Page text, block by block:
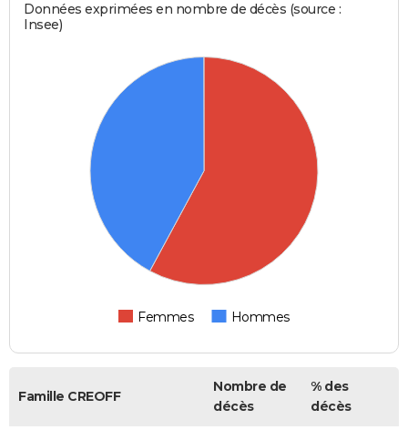
Données exprimées en nombre de décès (source :
Insee)
Femmes Hommes
Famille CREOFF
Nombre de
décès
% des
décès